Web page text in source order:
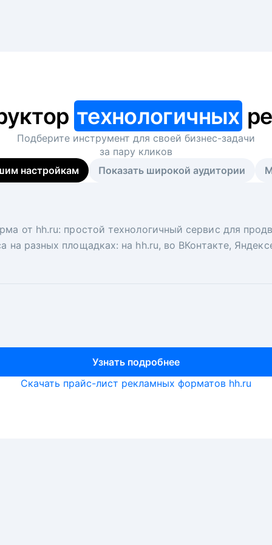
технологичных
Подберите инструмент для своей бизнес-задачи
за пару кликов
настройкам
Показать широкой аудитории
от hh.ru: простой технологичный сервис для
на разных площадках: на hh.ru, во ВКонтакте,
Узнать подробнее
вакансий на главной странице hh.ru.
ключ. Решите, сколько кандидатов и когда вам
рекрутеры и проектные менеджеры hh.ru с
Узнать подробнее
Скачать прайс-лист рекламных форматов hh.ru